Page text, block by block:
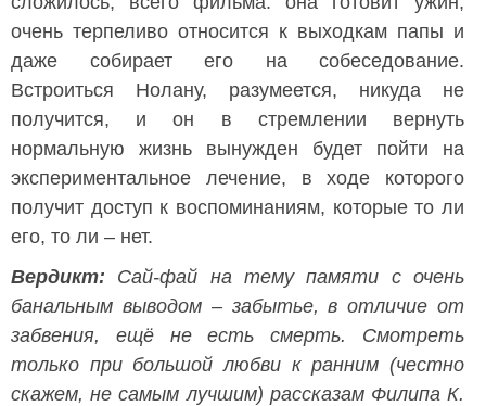
очень терпеливо относится к выходкам папы и
даже собирает его на собеседование.
Встроиться Нолану, разумеется, никуда не
получится, и он в стремлении вернуть
нормальную жизнь вынужден будет пойти на
экспериментальное лечение, в ходе которого
получит доступ к воспоминаниям, которые то ли
его, то ли – нет.
Вердикт: Сай-фай на тему памяти с очень
банальным выводом – забытье, в отличие от
забвения, ещё не есть смерть. Смотреть
только при большой любви к ранним (честно
скажем, не самым лучшим) рассказам Филипа К.